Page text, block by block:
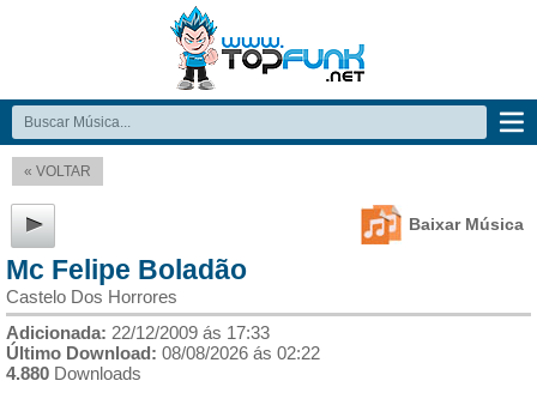
« VOLTAR
Baixar Música
Mc Felipe Boladão
Castelo Dos Horrores
Adicionada: 22/12/2009 ás 17:33
Último Download: 08/08/2026 ás 02:22
4.880 Downloads